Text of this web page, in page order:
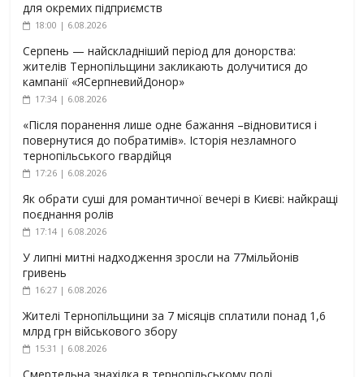
для окремих підприємств
18:00 | 6.08.2026
Серпень — найскладніший період для донорства:
жителів Тернопільщини закликають долучитися до
кампанії «ЯСерпневийДонор»
17:34 | 6.08.2026
«Після поранення лише одне бажання –відновитися і
повернутися до побратимів». Історія незламного
тернопільського гвардійця
17:26 | 6.08.2026
Як обрати суші для романтичної вечері в Києві: найкращі
поєднання ролів
17:14 | 6.08.2026
У липні митні надходження зросли на 77мільйонів
гривень
16:27 | 6.08.2026
Жителі Тернопільщини за 7 місяців сплатили понад 1,6
млрд грн військового збору
15:31 | 6.08.2026